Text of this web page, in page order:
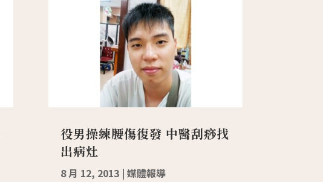
役男操練腰傷復發 中醫刮痧找
出病灶
8 月 12, 2013| 媒體報導